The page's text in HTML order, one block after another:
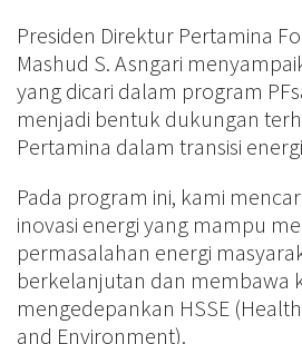
Presiden Direktur Pertamina
Mashud S. Asngari
yang dicari dalam program
menjadi bentuk dukungan
Pertamina dalam transisi
Pada program ini, kami
inovasi energi yang mampu
permasalahan energi
berkelanjutan dan membawa
mengedepankan HSSE
and Environment).